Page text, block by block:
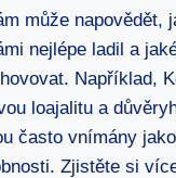
může ⁣napovědět,⁤
nejlépe ladil a
Například,
loajalitu a
​často vnímány
Zjistěte si